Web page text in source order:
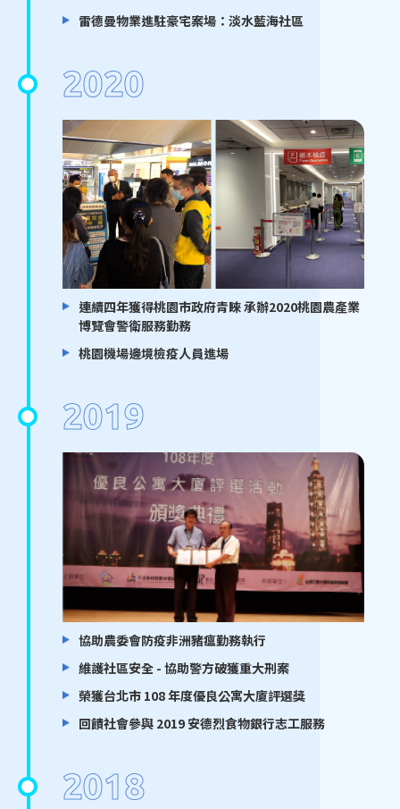
雷德曼物業進駐豪宅案場：淡水藍海社區
2020
連續四年獲得桃園市政府青睞 承辦2020桃園農產業
博覽會警衛服務勤務
桃園機場邊境檢疫人員進場
2019
協助農委會防疫非洲豬瘟勤務執行
維護社區安全 - 協助警方破獲重大刑案
榮獲台北市 108 年度優良公寓大廈評選獎
回饋社會參與 2019 安德烈食物銀行志工服務
2018